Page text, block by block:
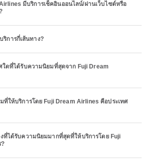
มีบริการเช็คอินออนไลน์/ผ่านเว็บไซต์หรือ
ริการกี่เส้นทาง?
ใดที่ได้รับความนิยมที่สุดจาก Fuji Dream
ที่ให้บริการโดย Fuji Dream Airlines คือประเทศ
ที่ได้รับความนิยมมากที่สุดที่ให้บริการโดย Fuji